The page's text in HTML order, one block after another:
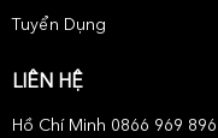
Tuyển Dụng
LIÊN HỆ
Hồ Chí Minh 0866 969